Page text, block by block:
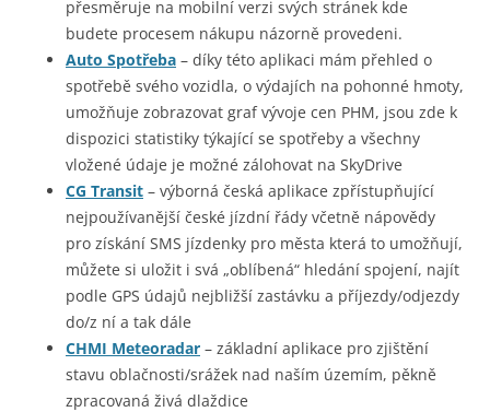
přesměruje na mobilní verzi svých stránek kde
budete procesem nákupu názorně provedeni.
Auto Spotřeba – díky této aplikaci mám přehled o
spotřebě svého vozidla, o výdajích na pohonné hmoty,
umožňuje zobrazovat graf vývoje cen PHM, jsou zde k
dispozici statistiky týkající se spotřeby a všechny
vložené údaje je možné zálohovat na SkyDrive
CG Transit – výborná česká aplikace zpřístupňující
nejpoužívanější české jízdní řády včetně nápovědy
pro získání SMS jízdenky pro města která to umožňují,
můžete si uložit i svá „oblíbená“ hledání spojení, najít
podle GPS údajů nejbližší zastávku a příjezdy/odjezdy
do/z ní a tak dále
CHMI Meteoradar – základní aplikace pro zjištění
stavu oblačnosti/srážek nad naším územím, pěkně
zpracovaná živá dlaždice